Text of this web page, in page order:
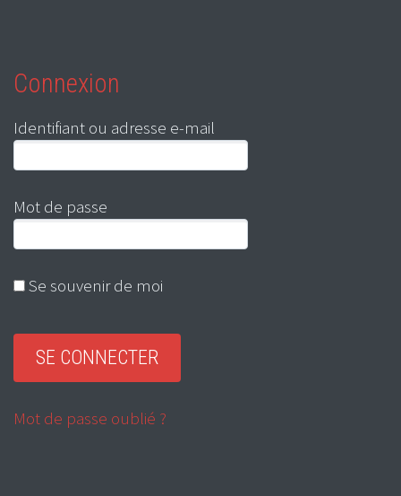
Connexion
Identifiant ou adresse e-mail
Mot de passe
Se souvenir de moi
Mot de passe oublié ?